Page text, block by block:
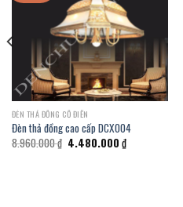
ĐÈN THẢ ĐỒNG CỔ ĐIỂN
Đèn thả đồng cao cấp DCX004
8.960.000₫ Giá
gốc
4.480.000 ₫Giá
hiện